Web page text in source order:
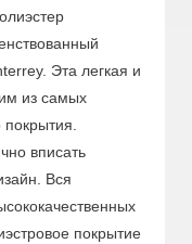
Эта легкая и
из самых
покрытия.
вписать
Вся
покрытие